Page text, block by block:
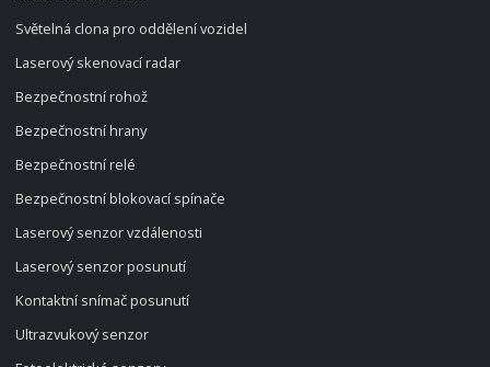
Světelná clona pro oddělení vozidel
Laserový skenovací radar
Bezpečnostní rohož
Bezpečnostní hrany
Bezpečnostní relé
Bezpečnostní blokovací spínače
Laserový senzor vzdálenosti
Laserový senzor posunutí
Kontaktní snímač posunutí
Ultrazvukový senzor